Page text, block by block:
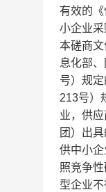
有效的
小企业
本磋商
息化部
号）规
213号）
业，供
团）出
供中小
照竞争
型企业